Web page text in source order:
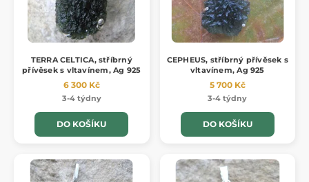
TERRA CELTICA, stříbrný
přívěsek s vltavínem, Ag 925
6 300 Kč
3-4 týdny
DO KOŠÍKU
CEPHEUS, stříbrný přívěsek s
vltavínem, Ag 925
5 700 Kč
3-4 týdny
DO KOŠÍKU